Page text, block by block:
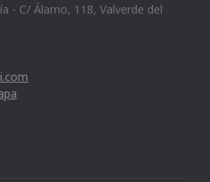
- C/ Álamo, 118, Valverde del